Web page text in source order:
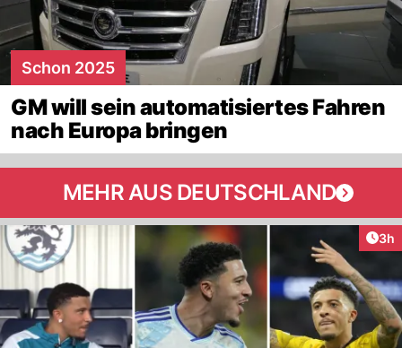
Schon 2025
GM will sein automatisiertes Fahren
nach Europa bringen
MEHR AUS DEUTSCHLAND
3h